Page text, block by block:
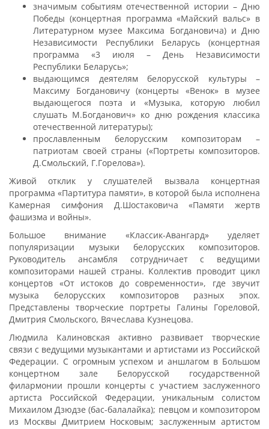
значимым событиям отечественной истории – Дню
Победы (концертная программа «Майский вальс» в
Литературном музее Максима Богдановича) и Дню
Независимости Республики Беларусь (концертная
программа «3 июля – День Независимости
Республики Беларусь»;
выдающимся деятелям белорусской культуры –
Максиму Богдановичу (концерты «Венок» в музее
выдающегося поэта и «Музыка, которую любил
слушать М.Богданович» ко дню рождения классика
отечественной литературы);
прославленным белорусским композиторам –
патриотам своей страны («Портреты композиторов.
Д.Смольский, Г.Горелова»).
Живой отклик у слушателей вызвала концертная
программа «Партитура памяти», в которой была исполнена
Камерная симфония Д.Шостаковича «Памяти жертв
фашизма и войны».
Большое внимание «Классик-Авангард» уделяет
популяризации музыки белорусских композиторов.
Руководитель ансамбля сотрудничает с ведущими
композиторами нашей страны. Коллектив проводит цикл
концертов «От истоков до современности», где звучит
музыка белорусских композиторов разных эпох.
Представлены творческие портреты Галины Гореловой,
Дмитрия Смольского, Вячеслава Кузнецова.
Людмила Калиновская активно развивает творческие
связи с ведущими музыкантами и артистами из Российской
Федерации. С огромным успехом и аншлагом в Большом
концертном зале Белорусской государственной
филармонии прошли концерты с участием заслуженного
артиста Российской Федерации, уникальным солистом
Михаилом Дзюдзе (бас-балалайка); певцом и композитором
из Москвы Дмитрием Носковым; заслуженным артистом